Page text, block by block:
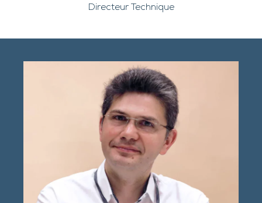
Directeur Technique